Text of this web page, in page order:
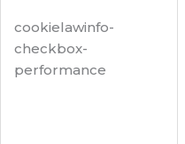
cookielawinfo-
checkbox-
performance